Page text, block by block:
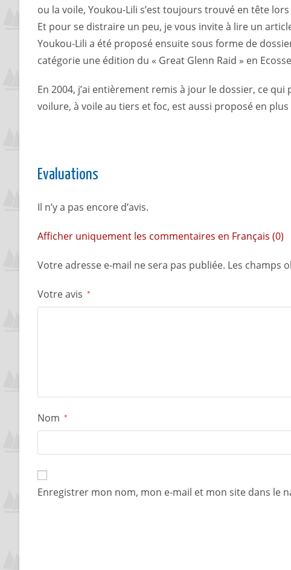
ou la voile, Youkou-Lili s’est toujours trouvé en tête
Et pour se distraire un peu, je vous invite à lire un
Youkou-Lili a été proposé ensuite sous forme de
catégorie une édition du « Great Glenn Raid » en
En 2004, j’ai entièrement remis à jour le dossier, ce
voilure, à voile au tiers et foc, est aussi proposé en
Evaluations
Il n’y a pas encore d’avis.
Afficher uniquement les commentaires en Français (0)
Votre adresse e-mail ne sera pas publiée. Les champs
Votre avis *
Nom *
Enregistrer mon nom, mon e-mail et mon site dans le